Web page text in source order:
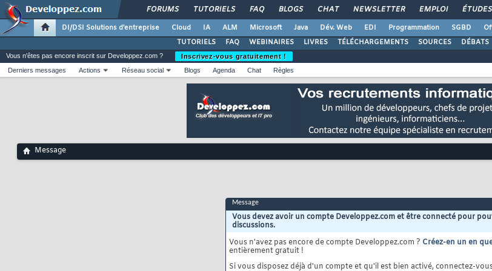
FORUMS TUTORIELS FAQ BLOGS CHAT NEWSLETTER EMPLOI ÉTUDES
DI/DSI Solutions d'entreprise Cloud IA ALM Microsoft Java Dév. Web EDI Programmation SGBD
TUTORIELS
FAQ WEBINAIRES LIVRES TÉLÉCHARGEMENTS SOURCES DÉBATS
Vous n'êtes pas encore inscrit sur Developpez.com ?
Inscrivez-vous gratuitement !
Derniers messages
Actions Réseau social Blogs Agenda Chat Règles
Message
Message
Vous devez avoir un compte Developpez.com et être connecté pour
discussions.
Vous n'avez pas encore de compte Developpez.com ? Créez-en un en
entièrement gratuit !
Si vous disposez déjà d'un compte et qu'il est bien activé, connectez-